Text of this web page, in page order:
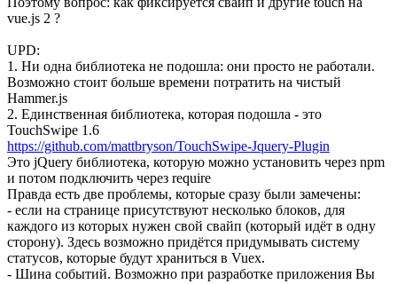
vue.js 2 ?
UPD:
1. Ни одна библиотека не подошла: они просто не работали.
Возможно стоит больше времени потратить на чистый
Hammer.js
2. Единственная библиотека, которая подошла - это
TouchSwipe 1.6
https://github.com/mattbryson/TouchSwipe-Jquery-Plugin
Это jQuery библиотека, которую можно установить через npm
и потом подключить через require
Правда есть две проблемы, которые сразу были замечены:
- если на странице присутствуют несколько блоков, для
каждого из которых нужен свой свайп (который идёт в одну
сторону). Здесь возможно придётся придумывать систему
статусов, которые будут храниться в Vuex.
- Шина событий. Возможно при разработке приложения Вы